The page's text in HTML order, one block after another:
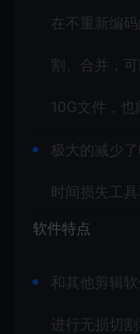
在不重新编
割、合并，
10G文件，也
极大的减少
时间损失工
软件特点
和其他剪辑
进行无损切